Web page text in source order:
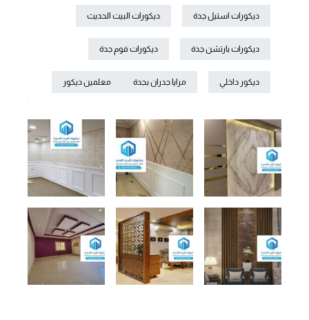
ديكورات استيل جدة ديكورات البيت الحديث
ديكورات بارتشن جدة ديكورات فوم جدة
ديكور داخلي مرايا جدران بجدة
معلمين ديكور
.